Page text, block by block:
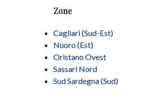
Zone
Cagliari (Sud-Est)
Nuoro (Est)
Oristano Ovest
Sassari Nord
Sud Sardegna (Sud)